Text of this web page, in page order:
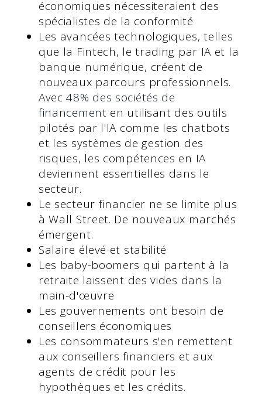
économiques nécessiteraient des
spécialistes de la conformité
Les avancées technologiques, telles
que la Fintech, le trading par IA et la
banque numérique, créent de
nouveaux parcours professionnels.
Avec48% des sociétés de
financement en utilisant des outils
pilotés par l'IA comme les chatbots
et les systèmes de gestion des
risques, les compétences en IA
deviennent essentielles dans le
secteur.
Le secteur financier ne se limite plus
à Wall Street. De nouveaux marchés
émergent.
Salaire élevé et stabilité
Les baby-boomers qui partent à la
retraite laissent des vides dans la
main-d'œuvre
Les gouvernements ont besoin de
conseillers économiques
Les consommateurs s'en remettent
aux conseillers financiers et aux
agents de crédit pour les
hypothèques et les crédits.